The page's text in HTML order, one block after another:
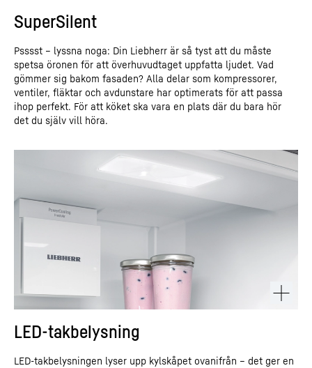
SuperSilent
Psssst – lyssna noga: Din Liebherr är så tyst att du måste
spetsa öronen för att överhuvudtaget uppfatta ljudet. Vad
gömmer sig bakom fasaden? Alla delar som kompressorer,
ventiler, fläktar och avdunstare har optimerats för att passa
ihop perfekt. För att köket ska vara en plats där du bara hör
det du själv vill höra.
LED-takbelysning
LED-takbelysningen lyser upp kylskåpet ovanifrån – det ger en